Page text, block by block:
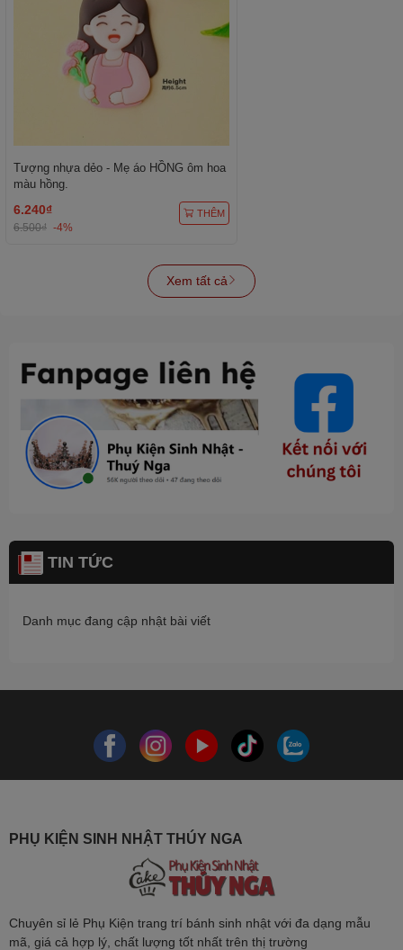
Tượng nhựa dẻo - Mẹ áo HỒNG ôm hoa
màu hồng.
6.240₫
6.500₫ -4%
THÊM
Xem tất cả
TIN TỨC
Danh mục đang cập nhật bài viết
PHỤ KIỆN SINH NHẬT THÚY NGA
Chuyên sỉ lẻ Phụ Kiện trang trí bánh sinh nhật với đa dạng mẫu
mã, giá cả hợp lý, chất lượng tốt nhất trên thị trường